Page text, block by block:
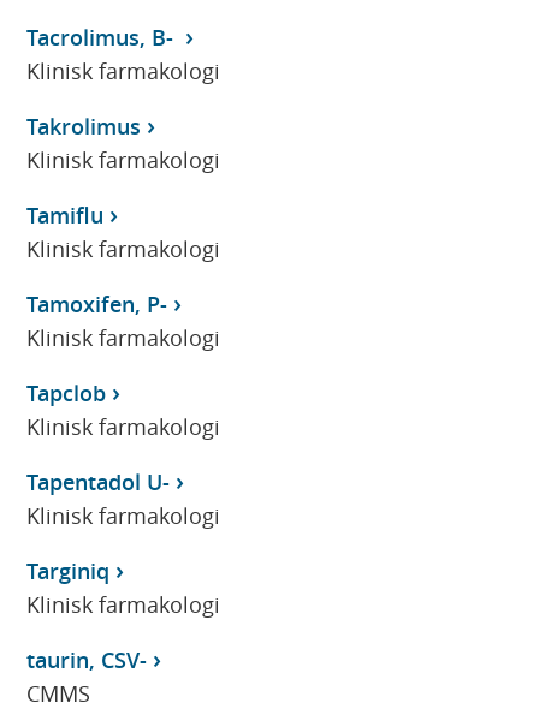
Tacrolimus, B-
Klinisk farmakologi
Takrolimus
Klinisk farmakologi
Tamiflu
Klinisk farmakologi
Tamoxifen, P-
Klinisk farmakologi
Tapclob
Klinisk farmakologi
Tapentadol U-
Klinisk farmakologi
Targiniq
Klinisk farmakologi
taurin, CSV-
CMMS